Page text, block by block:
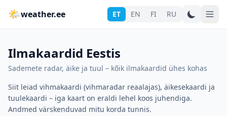
🌤weather.ee ET EN FI RU
Ilmakaardid Eestis
Sademete radar, äike ja tuul – kõik ilmakaardid ühes kohas
Siit leiad vihmakaardi (vihmaradar reaalajas), äikesekaardi ja
tuulekaardi – iga kaart on eraldi lehel koos juhendiga.
Andmed värskenduvad mitu korda tunnis.